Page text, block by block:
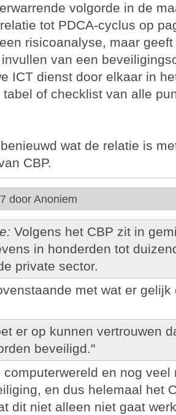
volgorde in de
tot PDCA-cyclus op
risicoanalyse, maar
van een
ICT dienst door elkaar in
of checklist van alle
wat de relatie is
CBP.
door Anoniem
Volgens het CBP zit in
in honderden tot
private sector.
met wat er gelijk
er op kunnen vertrouwen
beveiligd."
computerwereld en nog veel
en dus helemaal het
dit niet alleen niet gaat